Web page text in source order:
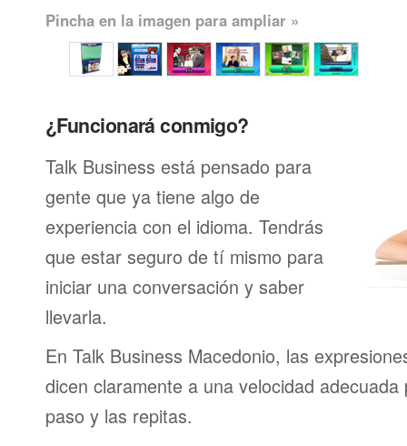
Pincha en la imagen para ampliar »
¿Funcionará conmigo?
Talk Business está pensado para
gente que ya tiene algo de
experiencia con el idioma. Tendrás
que estar seguro de tí mismo para
iniciar una conversación y saber
llevarla.
En Talk Business Macedonio, las
dicen claramente a una velocidad
paso y las repitas.